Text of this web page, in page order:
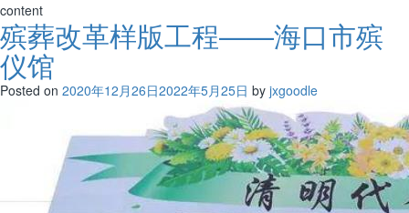
content
殡葬改革样版工程——海口市殡
仪馆
Posted on 2020年12月26日2022年5月25日 by jxgoodle